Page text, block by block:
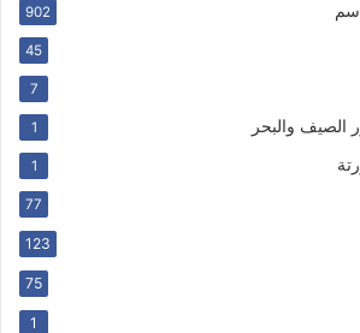
902
45
7
والبحر 1
1
77
123
75
1